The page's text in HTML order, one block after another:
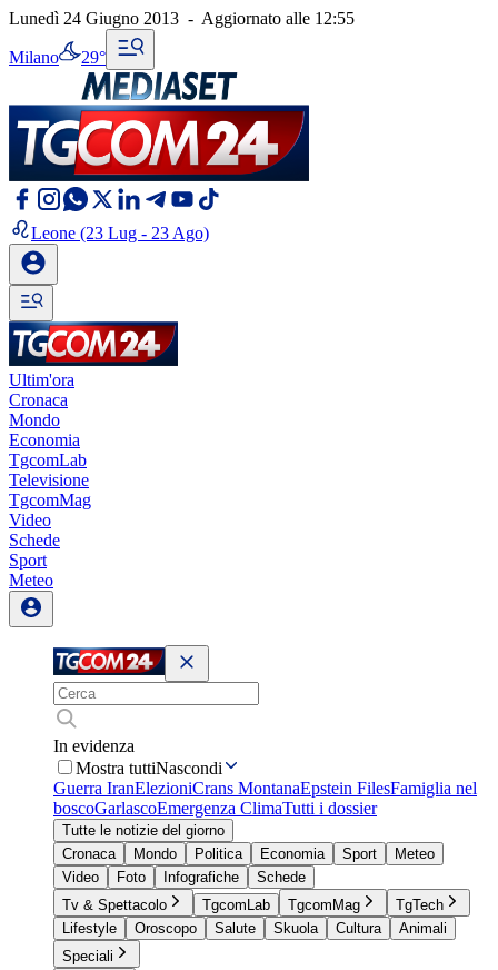
Lunedì 24 Giugno 2013 - Aggiornato alle 12:55
Milano 29°
Leone (23 Lug - 23 Ago)
Ultim'ora
Cronaca
Mondo
Economia
TgcomLab
Televisione
TgcomMag
Video
Schede
Sport
Meteo
In evidenza
Mostra tuttiNascondi
Guerra IranElezioniCrans MontanaEpstein FilesFamiglia nel
boscoGarlascoEmergenza ClimaTutti i dossier
Tutte le notizie del giorno
Cronaca
Mondo Politica Economia Sport
Meteo
Video
Foto Infografiche
Schede
Tv & Spettacolo
TgcomLab TgcomMag
TgTech
Lifestyle
Oroscopo Salute Skuola Cultura
Animali
Speciali